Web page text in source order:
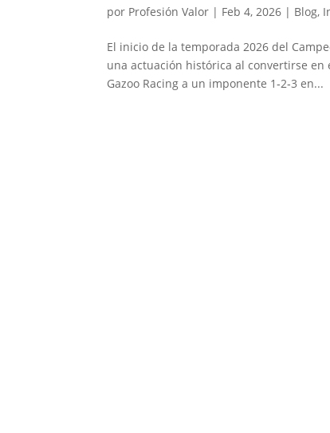
por Profesión Valor | Feb 4, 2026 | Blog,
El inicio de la temporada 2026 del
una actuación histórica al convertirse en
Gazoo Racing a un imponente 1‑2‑3 en...